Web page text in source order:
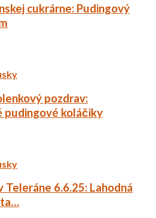
cukrárne: Pudingový
pozdrav:
pudingové koláčiky
Teleráne 6.6.25: Lahodná